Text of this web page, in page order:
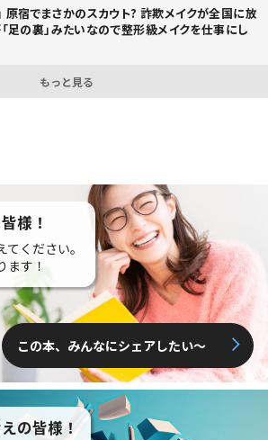
原宿でまさかのスカウト? 詐欺メイクが全国に放
足の裏」みたいなので整形級メイクを仕事にし
もっと見る
様！
ください。
ます！
この本、みんなにシェアしたい〜
の皆様！